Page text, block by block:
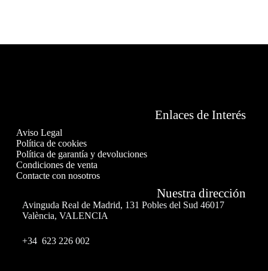
Enlaces de Interés
Aviso Legal
Política de cookies
Política de garantía y devoluciones
Condiciones de venta
Contacte con nosotros
Nuestra dirección
Avinguda Real de Madrid, 131 Pobles del Sud 46017
València, VALENCIA
+34 623 226 002